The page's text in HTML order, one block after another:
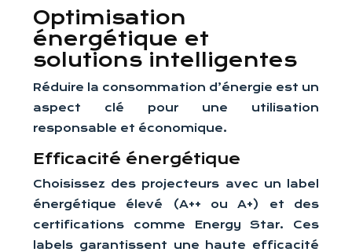
Optimisation
énergétique et
solutions intelligentes
Réduire la consommation d’énergie est un
aspect clé pour une utilisation
responsable et économique.
Efficacité énergétique
Choisissez des projecteurs avec un label
énergétique élevé (A++ ou A+) et des
certifications comme Energy Star. Ces
labels garantissent une haute efficacité